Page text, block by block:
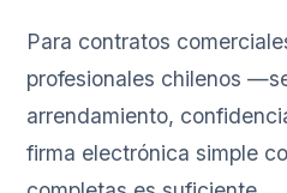
Para contratos
profesionales chilenos
arrendamiento,
firma electrónica simple